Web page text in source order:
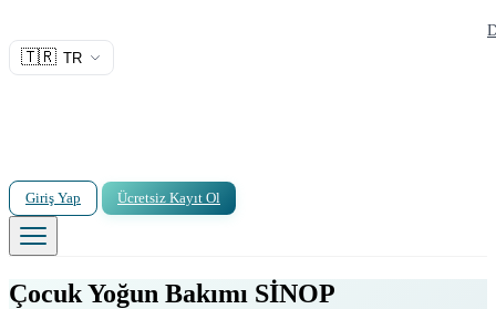
🇹🇷 TR
Giriş Yap Ücretsiz Kayıt Ol
Çocuk Yoğun Bakımı SİNOP